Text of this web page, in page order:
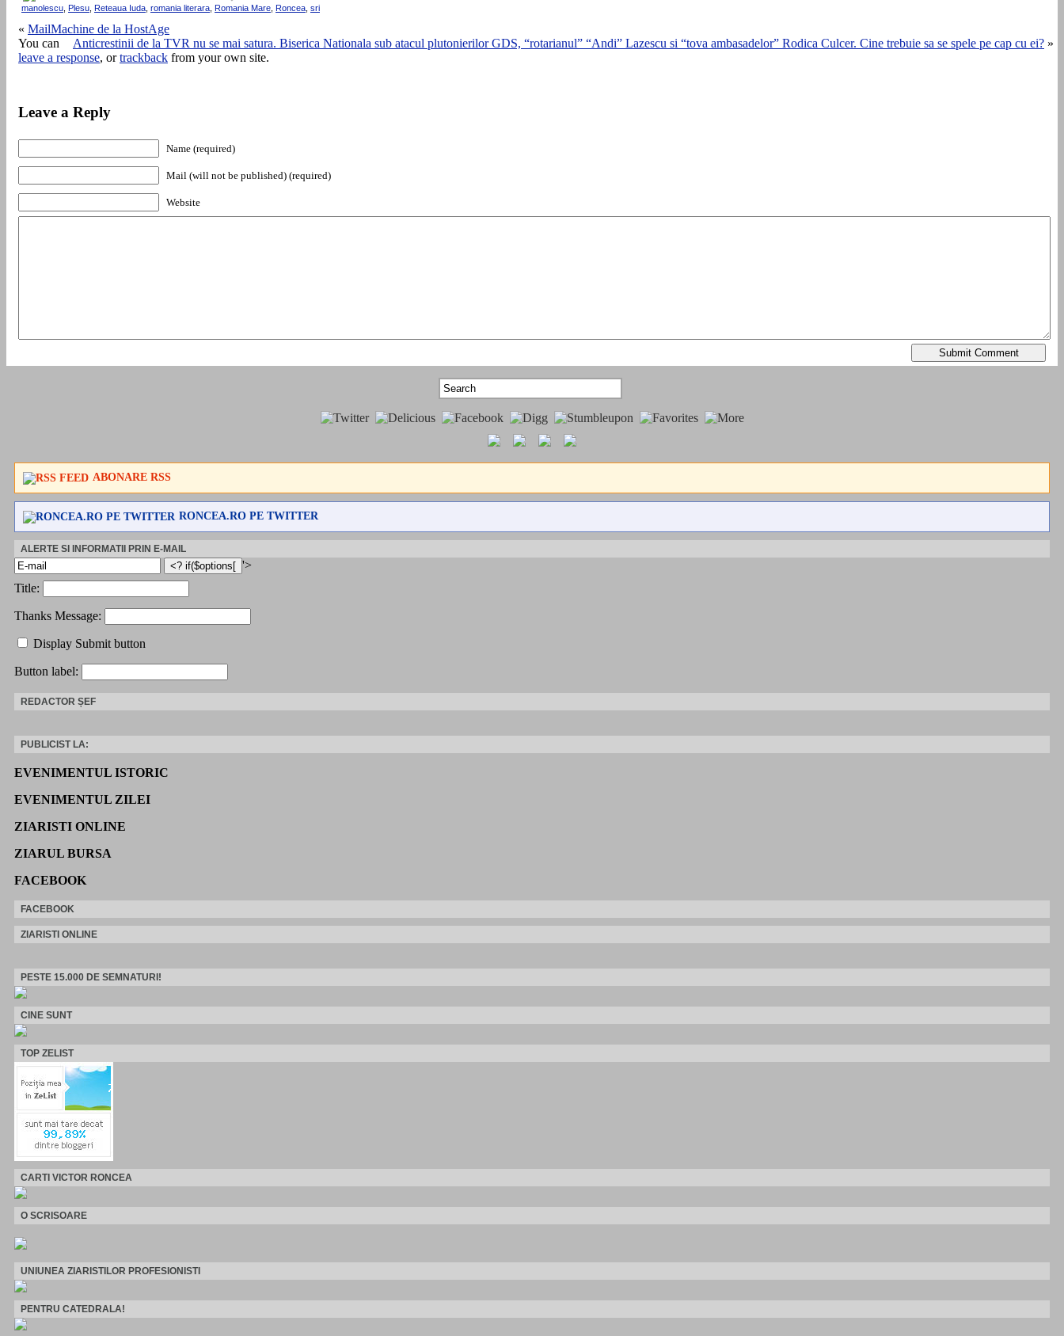
manolescu Plesu Reteaua Iuda romania literara Romania Mare Roncea sri
« MailMachine de la HostAge
Anticrestinii de la TVR nu se mai satura. Biserica Nationala sub atacul plutonierilor GDS, “rotarianul” “Andi” Lazescu si “tova ambasadelor” Rodica Culcer. Cine trebuie sa se spele pe cap cu ei? »
You can
leave a response, ortrackback from your own site.
Leave a Reply
Name (required)
Mail (will not be published) (required)
Website
ABONARE RSS
RONCEA.RO PE TWITTER
ALERTE SI INFORMATII PRIN E-MAIL
'>
Title:
Thanks Message:
Display Submit button
Button label:
REDACTOR ȘEF
PUBLICIST LA:
EVENIMENTUL ISTORIC
EVENIMENTUL ZILEI
ZIARISTI ONLINE
ZIARUL BURSA
FACEBOOK
FACEBOOK
ZIARISTI ONLINE
PESTE 15.000 DE SEMNATURI!
CINE SUNT
TOP ZELIST
CARTI VICTOR RONCEA
O SCRISOARE
UNIUNEA ZIARISTILOR PROFESIONISTI
PENTRU CATEDRALA!